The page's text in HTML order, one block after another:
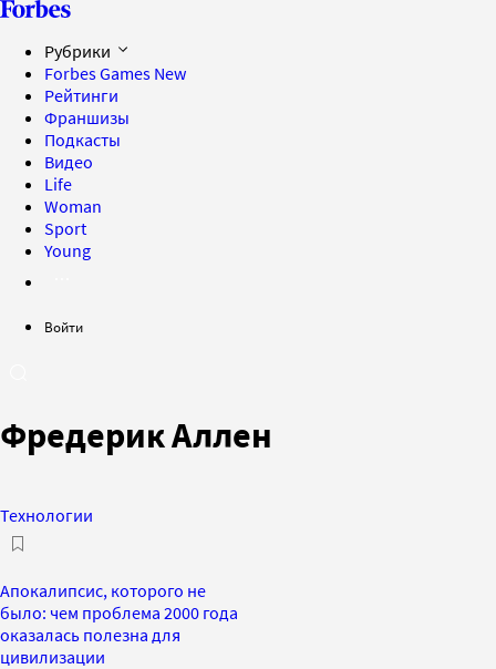
Рубрики
Forbes Games New
Рейтинги
Франшизы
Подкасты
Видео
Life
Woman
Sport
Young
Войти
Фредерик Аллен
Технологии
Апокалипсис, которого не
было: чем проблема 2000 года
оказалась полезна для
цивилизации